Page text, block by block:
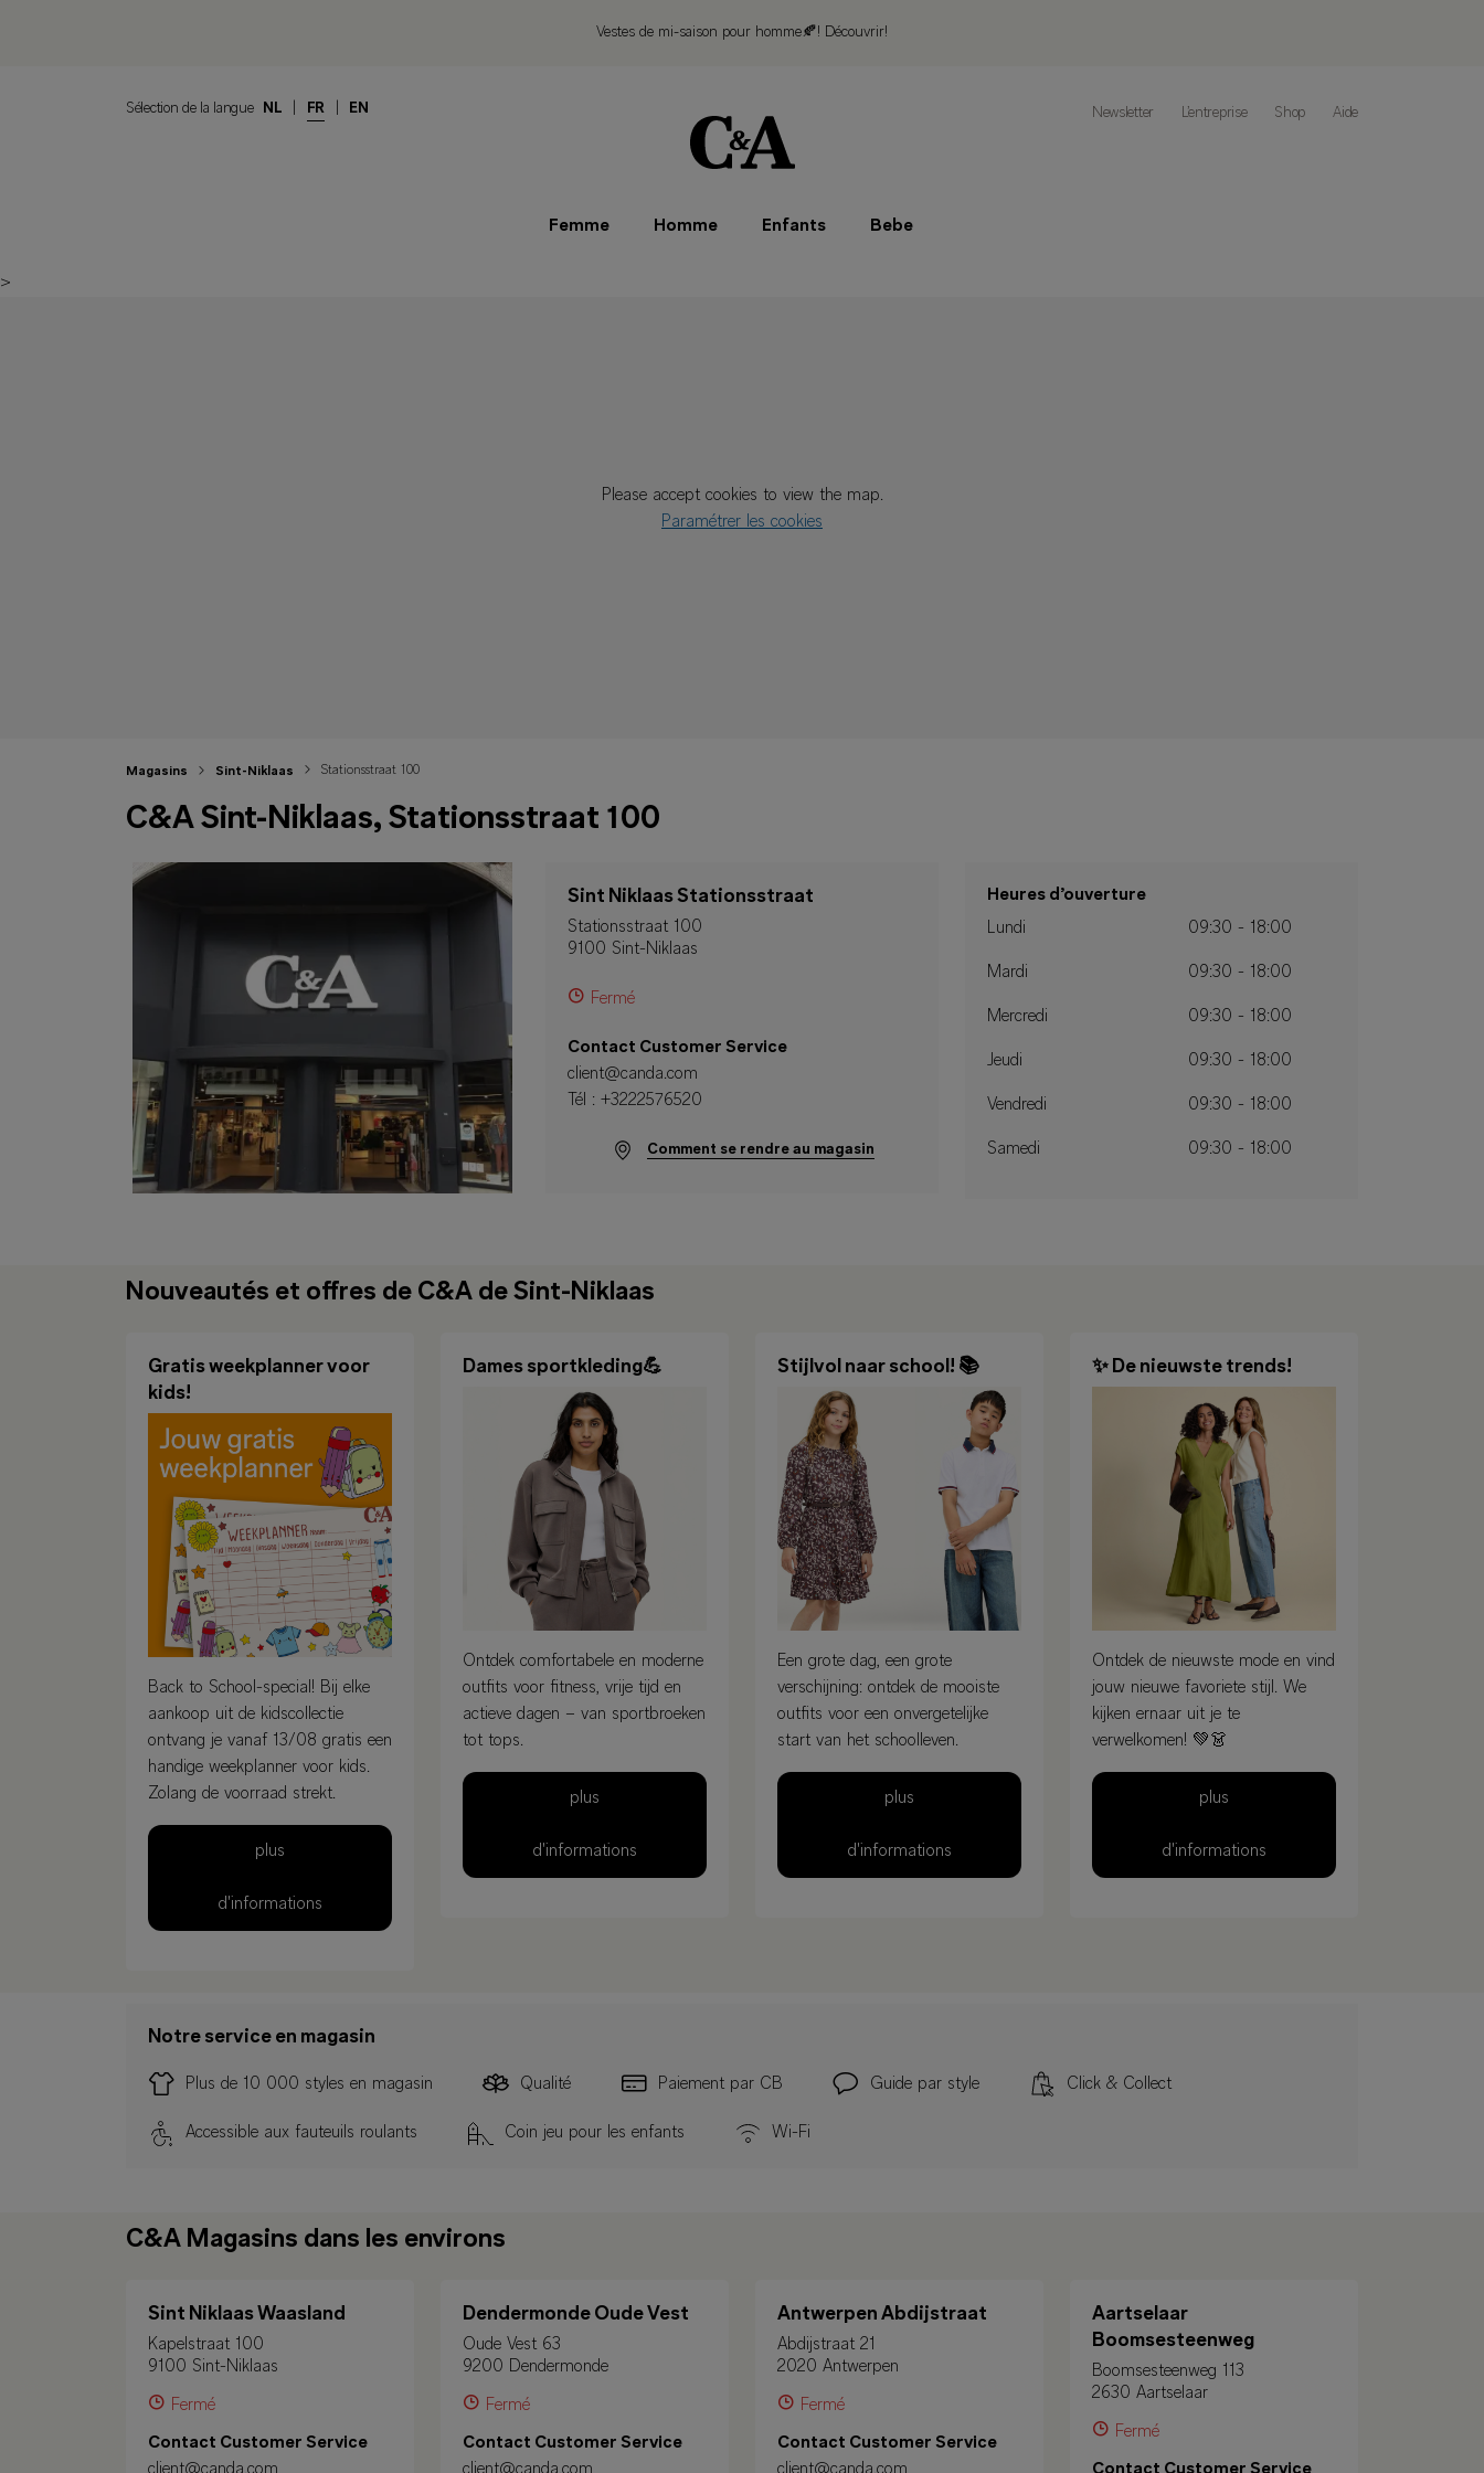
Vestes de mi-saison pour homme🍂! Découvrir!
Sélection de la langue NL FR EN Newsletter L’entreprise Shop Aide
Femme Homme Enfants Bebe
>
Please accept cookies to view the map.
Paramétrer les cookies
Magasins Sint-Niklaas Stationsstraat 100
C&A Sint-Niklaas, Stationsstraat 100
Sint Niklaas Stationsstraat
Stationsstraat 100
9100 Sint-Niklaas
Fermé
Contact Customer Service
client@canda.com
Tél : +3222576520
Comment se rendre au magasin
Heures d’ouverture
Lundi
09:30 - 18:00
Mardi 09:30 - 18:00
Mercredi 09:30 - 18:00
Jeudi 09:30 - 18:00
Vendredi 09:30 - 18:00
Samedi 09:30 - 18:00
Nouveautés et offres de C&A de Sint-Niklaas
Gratis weekplanner voor
kids!
Back to School-special! Bij elke
aankoop uit de kidscollectie
ontvang je vanaf 13/08 gratis een
handige weekplanner voor kids.
Zolang de voorraad strekt.
plus
d'informations
Dames sportkleding💪
Ontdek comfortabele en moderne
outfits voor fitness, vrije tijd en
actieve dagen – van sportbroeken
tot tops.
plus
d'informations
Stijlvol naar school! 📚
Een grote dag, een grote
verschijning: ontdek de mooiste
outfits voor een onvergetelijke
start van het schoolleven.
plus
d'informations
✨ De nieuwste trends!
Ontdek de nieuwste mode en vind
jouw nieuwe favoriete stijl. We
kijken ernaar uit je te
verwelkomen! 💚👗
plus
d'informations
Notre service en magasin
Plus de 10 000 styles en magasin Qualité Paiement par CB Guide par style Click & Collect
Accessible aux fauteuils roulants Coin jeu pour les enfants Wi-Fi
C&A Magasins dans les environs
Sint Niklaas Waasland
Kapelstraat 100
9100 Sint-Niklaas
Fermé
Contact Customer Service
Dendermonde Oude Vest
Oude Vest 63
9200 Dendermonde
Fermé
Contact Customer Service
Antwerpen Abdijstraat
Abdijstraat 21
2020 Antwerpen
Fermé
Contact Customer Service
Aartselaar
Boomsesteenweg
Boomsesteenweg 113
2630 Aartselaar
Fermé